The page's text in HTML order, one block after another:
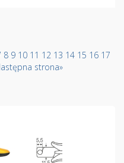
8 9 10 11 12 13 14 15 16 17
strona»